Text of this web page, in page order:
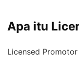
Apa itu
Licensed